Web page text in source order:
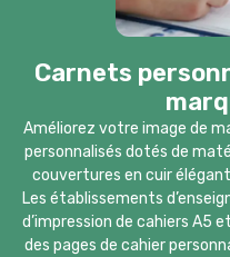
Carnets
Améliorez votre image de
personnalisés dotés de
couvertures en cuir
Les établissements
d’impression de cahiers A5
des pages de cahier